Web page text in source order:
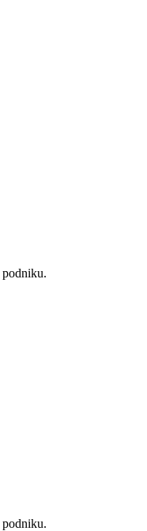
podniku.
podniku.